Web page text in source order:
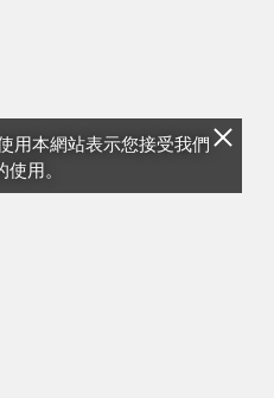
用本網站表示您接受我們
用。